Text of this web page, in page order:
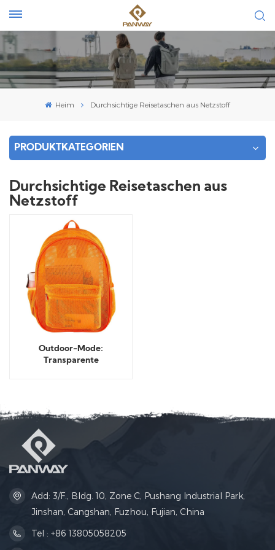
Heim Durchsichtige Reisetaschen aus Netzstoff
PRODUKTKATEGORIEN
Durchsichtige Reisetaschen aus
Netzstoff
Outdoor-Mode:
Transparente
Add: 3/F., Bldg. 10, Zone C, Pushang Industrial Park,
Jinshan, Cangshan, Fuzhou, Fujian, China
Tel : +86 13805058205